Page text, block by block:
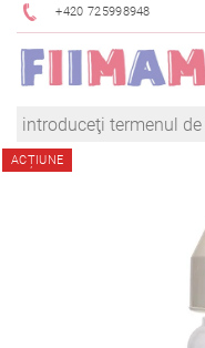
+420 725998948
ACȚIUNE